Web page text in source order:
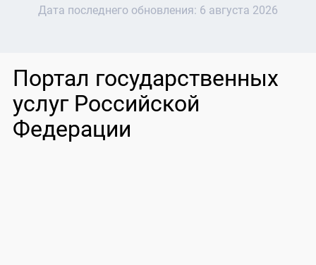
Дата последнего обновления: 6 августа 2026
Портал государственных
услуг Российской
Федерации